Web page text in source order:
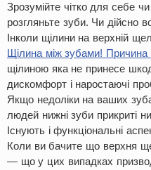
Зрозумійте чітко для себе
розгляньте зуби. Чи дійсно
Інколи щілини на верхній
Щілина між зубами! Причина
щілиною яка не принесе
дискомфорт і наростаючі
Якщо недоліки на ваших
людей нижні зуби прикриті
Існують і функціональні
Коли ви бачите що верхня
— що у цих випадках